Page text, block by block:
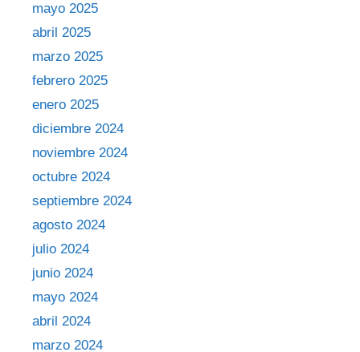
mayo 2025
abril 2025
marzo 2025
febrero 2025
enero 2025
diciembre 2024
noviembre 2024
octubre 2024
septiembre 2024
agosto 2024
julio 2024
junio 2024
mayo 2024
abril 2024
marzo 2024